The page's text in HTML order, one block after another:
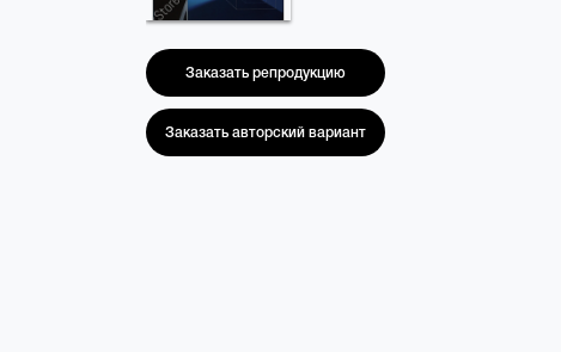
Заказать репродукцию
Заказать авторский вариант